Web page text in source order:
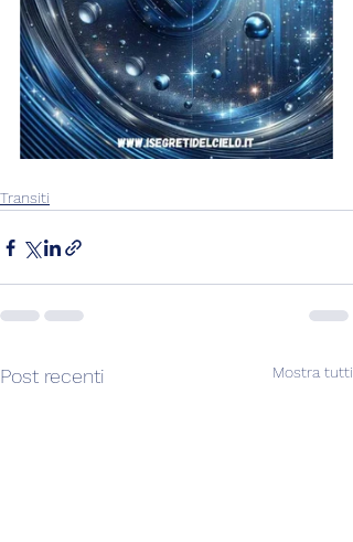
Transiti
Post recenti Mostra tutti